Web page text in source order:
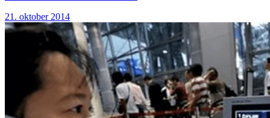
21. oktober 2014